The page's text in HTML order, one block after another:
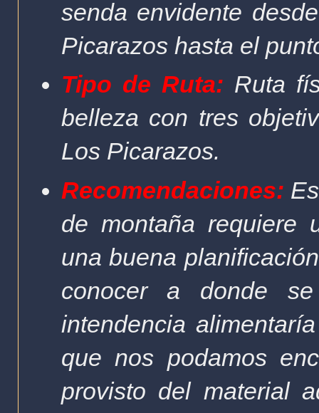
senda envidente
Picarazos hasta el
Tipo de Ruta: Ruta
belleza con tres
Los Picarazos.
Recomendaciones:
de montaña requiere
una buena
conocer a donde
intendencia
que nos podamos
provisto del material